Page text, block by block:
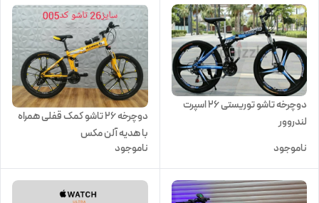
دوچرخه تاشو توریستی 26 اسپرت
لندروور
ناموجود
دوچرخه ۲۶ تاشو کمک قفلی همراه
با هدیه آلن مکس
ناموجود